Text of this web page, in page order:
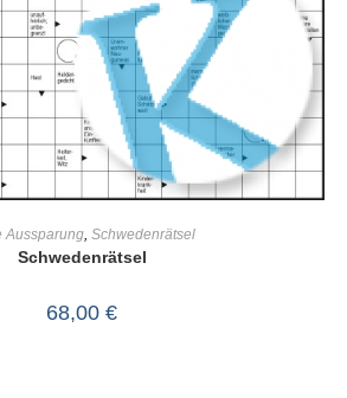
Aussparung, Schwedenrätsel
Schwedenrätsel
68,00 €